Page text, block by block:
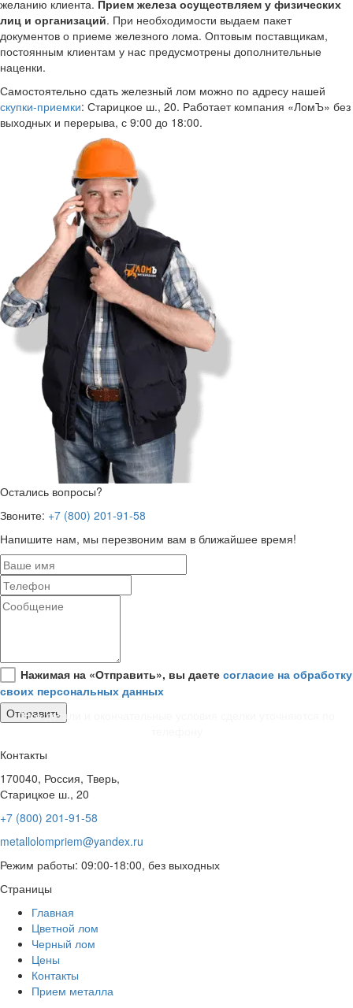
желанию клиента. Прием железа осуществляем у физических
лиц и организаций. При необходимости выдаем пакет
документов о приеме железного лома. Оптовым поставщикам,
постоянным клиентам у нас предусмотрены дополнительные
наценки.
Самостоятельно сдать железный лом можно по адресу нашей
скупки-приемки: Старицкое ш., 20. Работает компания «ЛомЪ» без
выходных и перерыва, с 9:00 до 18:00.
Остались вопросы?
Звоните: +7 (800) 201-91-58
Напишите нам, мы перезвоним вам в ближайшее время!
Нажимая на «Отправить», вы даете согласие на обработку
своих персональных данных
*Все детали и окончательные условия сделки уточняются по
Контакты
170040, Россия, Тверь,
Старицкое ш., 20
+7 (800) 201-91-58
metallolompriem@yandex.ru
Режим работы: 09:00-18:00, без выходных
Страницы
Главная
Цветной лом
Черный лом
Цены
Контакты
Прием металла